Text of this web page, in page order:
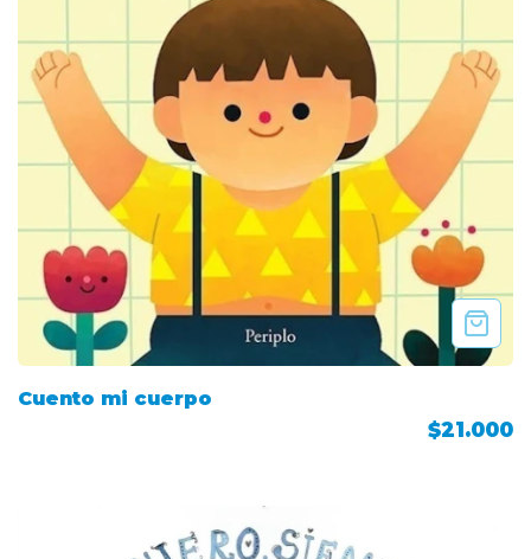
Cuento mi cuerpo
$21.000